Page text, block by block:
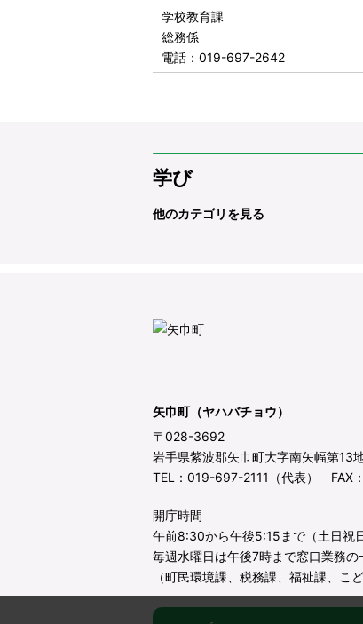
学校教育課
総務係
電話 ：019-697-2642
学び
他のカテゴリを見る
矢巾町（ヤハバチョウ）
〒028-3692
岩手県紫波郡矢巾町大字南矢幅第13
TEL：019-697-2111（代表） FAX
開庁時間
午前8:30から午後5:15まで（土日祝
毎週水曜日は午後7時まで窓口業務
（町民環境課、税務課、福祉課、こ